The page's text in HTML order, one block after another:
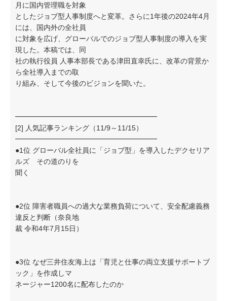
月に国内管理職を対象
としたジョブ型人事制度へと変革。さらに1年後の2024年4月
には、国内外の全社員
に対象を広げ、グローバルでのジョブ型人事制度の導入を実
現した。本稿では、同
社の執行役員 人事本部長である津田直幸氏に、改革の背景か
ら全社導入までの取
り組み、そして今後のビジョンを聞いた。
━━━━━━━━━━━━━━━━━━━━
[2] 人気記事ランキング（11/9～11/15）
━━━━━━━━━━━━━━━━━━━━
●1位 グローバル全社員に「ジョブ型」を導入したデクセリア
ルズ その道のりを
聞く
●2位 障害者職員への過大な業務負荷について、安全配慮義務
違反と判断（奈良地
裁 令和4年7月15日）
●3位 なぜ三井住友海上は「育児と仕事の両立支援サポートブ
ック」を作成しマ
ネージャー1200名に配布したのか